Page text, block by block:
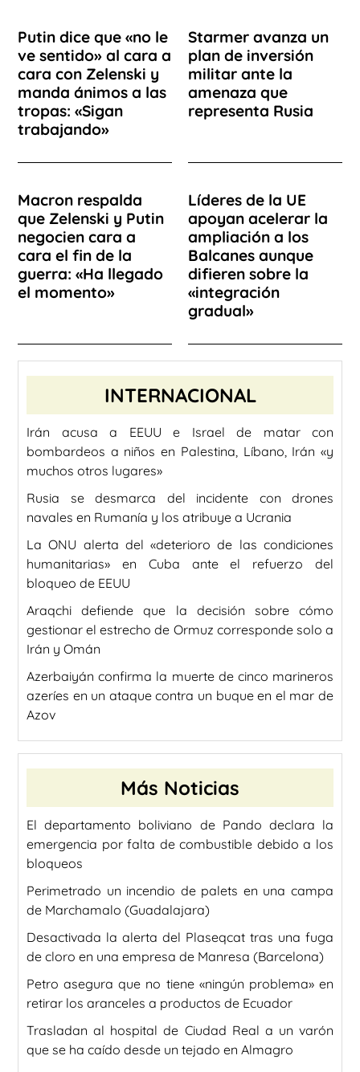
Putin dice que «no le
ve sentido» al cara a
cara con Zelenski y
manda ánimos a las
tropas: «Sigan
trabajando»
Starmer avanza un
plan de inversión
militar ante la
amenaza que
representa Rusia
Macron respalda
que Zelenski y Putin
negocien cara a
cara el fin de la
guerra: «Ha llegado
el momento»
Líderes de la UE
apoyan acelerar la
ampliación a los
Balcanes aunque
difieren sobre la
«integración
gradual»
INTERNACIONAL
Irán acusa a EEUU e Israel de matar con
bombardeos a niños en Palestina, Líbano, Irán «y
muchos otros lugares»
Rusia se desmarca del incidente con drones
navales en Rumanía y los atribuye a Ucrania
La ONU alerta del «deterioro de las condiciones
humanitarias» en Cuba ante el refuerzo del
bloqueo de EEUU
Araqchi defiende que la decisión sobre cómo
gestionar el estrecho de Ormuz corresponde solo a
Irán y Omán
Azerbaiyán confirma la muerte de cinco marineros
azeríes en un ataque contra un buque en el mar de
Azov
Más Noticias
El departamento boliviano de Pando declara la
emergencia por falta de combustible debido a los
bloqueos
Perimetrado un incendio de palets en una campa
de Marchamalo (Guadalajara)
Desactivada la alerta del Plaseqcat tras una fuga
de cloro en una empresa de Manresa (Barcelona)
Petro asegura que no tiene «ningún problema» en
retirar los aranceles a productos de Ecuador
Trasladan al hospital de Ciudad Real a un varón
que se ha caído desde un tejado en Almagro